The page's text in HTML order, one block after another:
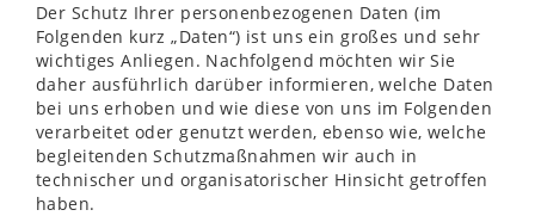
Der Schutz Ihrer personenbezogenen Daten (im
Folgenden kurz „Daten“) ist uns ein großes und sehr
wichtiges Anliegen. Nachfolgend möchten wir Sie
daher ausführlich darüber informieren, welche Daten
bei uns erhoben und wie diese von uns im Folgenden
verarbeitet oder genutzt werden, ebenso wie, welche
begleitenden Schutzmaßnahmen wir auch in
technischer und organisatorischer Hinsicht getroffen
haben.